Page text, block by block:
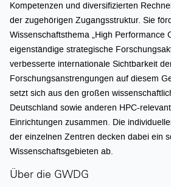
Kompetenzen und diversifizierten
der zugehörigen Zugangsstruktur. Sie
Wissenschaftsthema „High Performance
eigenständige strategische
verbesserte internationale Sichtbarkeit
Forschungsanstrengungen auf diesem
setzt sich aus den großen
Deutschland sowie anderen HPC-
Einrichtungen zusammen. Die
der einzelnen Zentren decken dabei ein
Wissenschaftsgebieten ab.
Über die GWDG